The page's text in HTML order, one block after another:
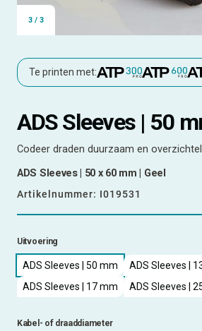
3 / 3
Te printen met:
ADS Sleeves | 50
Codeer draden duurzaam en
ADS Sleeves | 50 x 60 mm | Geel
Artikelnummer: I019531
Uitvoering
ADS Sleeves | 50 mm
ADS Sleeves |
ADS Sleeves | 17 mm
ADS Sleeves |
Kabel- of draaddiameter